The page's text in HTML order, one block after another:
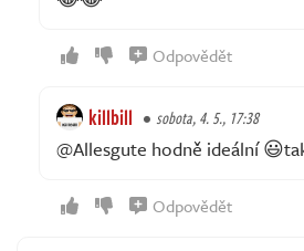
Odpovědět
killbill sobota, 4. 5., 17:38
@Allesgute hodně ideální
Odpovědět